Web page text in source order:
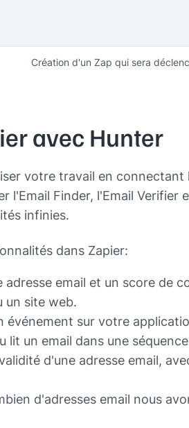
Création d'un Zap qui sera
avec Hunter
votre travail en connectant
l'Email Finder, l'Email Verifier
infinies.
dans Zapier:
adresse email et un score de
un site web.
événement sur votre
lit un email dans une
d'une adresse email,
d'adresses email nous